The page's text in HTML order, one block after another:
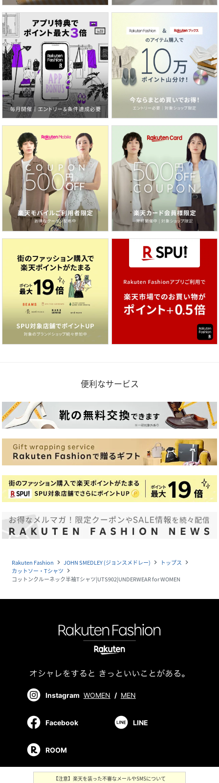
便利なサービス
Rakuten Fashion navigate_next JOHN SMEDLEY (ジョンスメドレー) navigate_next トップス navigate_next
カットソー・Tシャツ navigate_next
コットンクルーネック半袖Tシャツ|UTS902|UNDERWEAR for WOMEN
Instagram WOMEN / MEN
Facebook LINE
ROOM
【注意】楽天を装った不審なメールやSMSについて